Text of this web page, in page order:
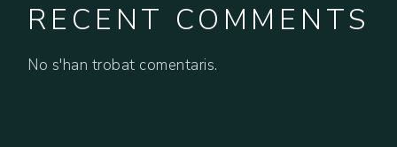
RECENT COMMENTS
No s'han trobat comentaris.